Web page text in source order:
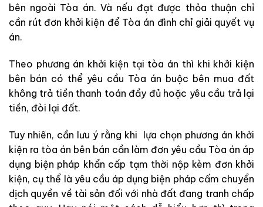
bên ngoài Tòa án. Và nếu đạt được thỏa thuận chỉ
cần rút đơn khởi kiện để Tòa án đình chỉ giải quyết vụ
án.
Theo phương án khởi kiện tại tòa án thì khi khởi kiện
bên bán có thể yêu cầu Tòa án buộc bên mua đất
không trả tiền thanh toán đầy đủ hoặc yêu cầu trả lại
tiền, đòi lại đất.
Tuy nhiên, cần lưu ý rằng khi lựa chọn phương án khởi
kiện ra tòa án bên bán cần làm đơn yêu cầu Tòa án áp
dụng biện pháp khẩn cấp tạm thời nộp kèm đơn khởi
kiện, cụ thể là yêu cầu áp dụng biện pháp cấm chuyển
dịch quyền về tài sản đối với nhà đất đang tranh chấp